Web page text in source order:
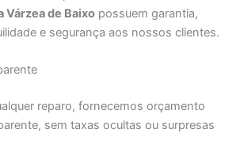
Várzea de Baixo possuem garantia,
e segurança aos nossos clientes.
reparo, fornecemos orçamento
sem taxas ocultas ou surpresas